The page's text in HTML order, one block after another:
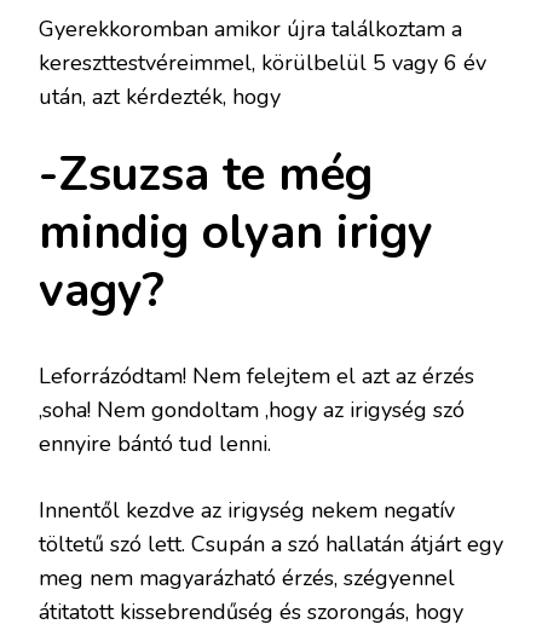
Gyerekkoromban amikor újra találkoztam a
kereszttestvéreimmel, körülbelül 5 vagy 6 év
után, azt kérdezték, hogy
-Zsuzsa te még
mindig olyan irigy
vagy?
Leforrázódtam! Nem felejtem el azt az érzés
,soha! Nem gondoltam ,hogy az irigység szó
ennyire bántó tud lenni.
Innentől kezdve az irigység nekem negatív
töltetű szó lett. Csupán a szó hallatán átjárt egy
meg nem magyarázható érzés, szégyennel
átitatott kissebrendűség és szorongás, hogy